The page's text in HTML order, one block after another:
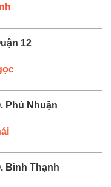
12
Phú Nhuận
Bình Thạnh